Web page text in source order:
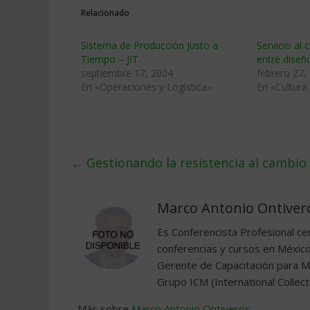
Relacionado
Sistema de Producción Justo a
Tiempo – JIT
septiembre 17, 2004
En «Operaciones y Logística»
Servicio al
entre
febrero 27,
En «Cultura
← Gestionando la resistencia al cambio
Marco Antonio
Es Conferencista Profesional
conferencias y cursos en
Gerente de Capacitación para
Grupo ICM (International